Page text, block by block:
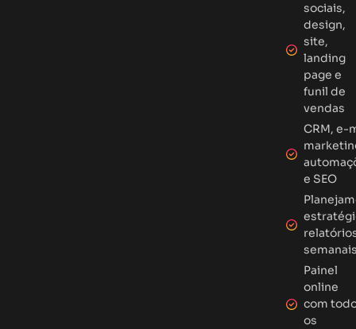
sociais,
design,
site,
landing
page e
funil de
vendas
CRM, e-
e SEO
Painel
online
com
os